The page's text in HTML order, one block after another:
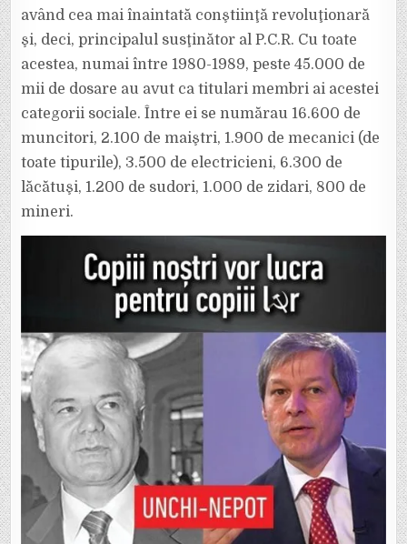
având cea mai înaintată conştiinţă revoluţionară
şi, deci, principalul susţinător al P.C.R. Cu toate
acestea, numai între 1980-1989, peste 45.000 de
mii de dosare au avut ca titulari membri ai acestei
categorii sociale. Între ei se numărau 16.600 de
muncitori, 2.100 de maiştri, 1.900 de mecanici (de
toate tipurile), 3.500 de electricieni, 6.300 de
lăcătuşi, 1.200 de sudori, 1.000 de zidari, 800 de
mineri.